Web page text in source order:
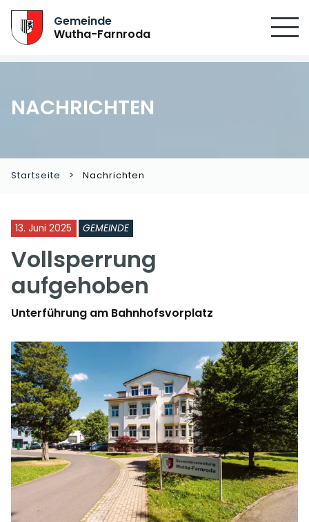
Gemeinde
Wutha-Farnroda
NACHRICHTEN
Startseite Nachrichten
13. Juni 2025 GEMEINDE
Vollsperrung
aufgehoben
Unterführung am Bahnhofsvorplatz